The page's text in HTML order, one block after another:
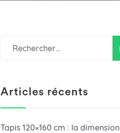
Articles récents
Tapis 120×160 cm : la dimension